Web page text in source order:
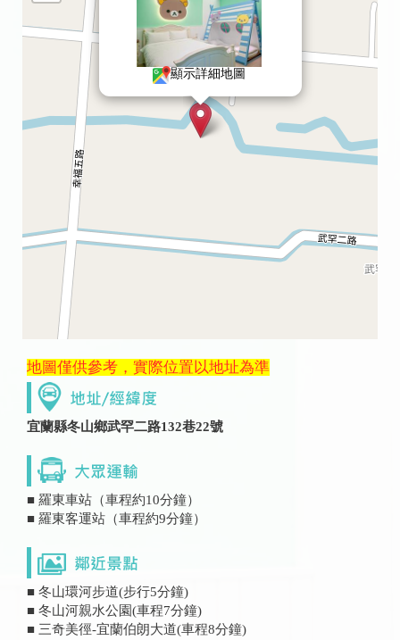
顯示詳細地圖
地圖僅供參考，實際位置以地址為準
宜蘭縣冬山鄉武罕二路132巷22號
■ 羅東車站（車程約10分鐘）
■ 羅東客運站（車程約9分鐘）
■ 冬山環河步道(步行5分鐘)
■ 冬山河親水公園(車程7分鐘)
■ 三奇美徑-宜蘭伯朗大道(車程8分鐘)